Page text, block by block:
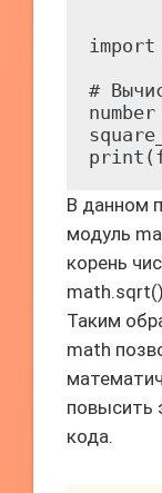
import
#
В данном
модуль
корень
Таким
math
повысить
кода.